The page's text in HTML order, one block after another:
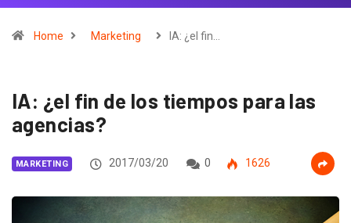
Home Marketing IA: ¿el fin…
IA: ¿el fin de los tiempos para las
agencias?
MARKETING 2017/03/20 0 1626